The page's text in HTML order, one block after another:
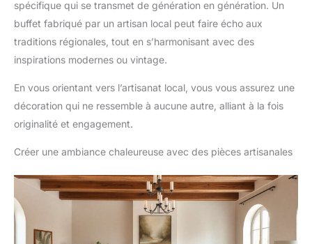
spécifique qui se transmet de génération en génération. Un
buffet fabriqué par un artisan local peut faire écho aux
traditions régionales, tout en s’harmonisant avec des
inspirations modernes ou vintage.
En vous orientant vers l’artisanat local, vous vous assurez une
décoration qui ne ressemble à aucune autre, alliant à la fois
originalité et engagement.
Créer une ambiance chaleureuse avec des pièces artisanales